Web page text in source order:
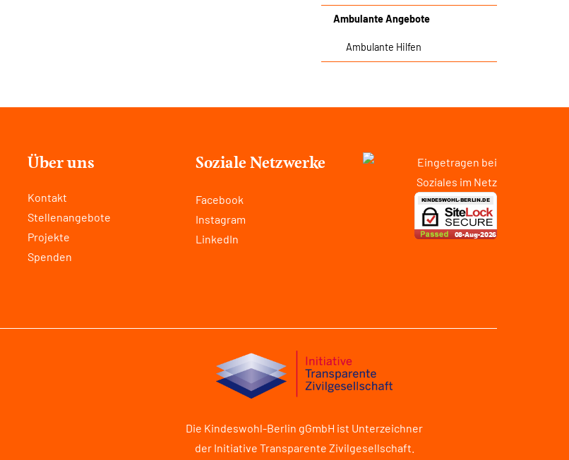
Ambulante Angebote
Ambulante Hilfen
Über uns
Kontakt
Stellenangebote
Projekte
Spenden
Soziale Netzwerke
Facebook
Instagram
LinkedIn
Die Kindeswohl-Berlin gGmbH ist Unterzeichner
der Initiative Transparente Zivilgesellschaft.